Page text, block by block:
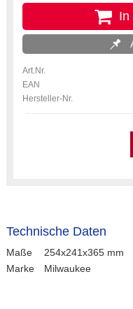
In
Art.Nr.
EAN
Hersteller-Nr.
Technische Daten
Maße
Marke
254x241x365 mm
Milwaukee